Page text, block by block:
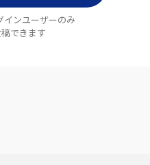
インユーザーのみ
できます